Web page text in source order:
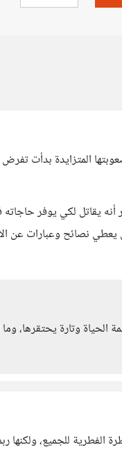
المتزايدة بدأت
لكي يوفر حاجاته
نصائح وعبارات عن
الحياة وتارة يحتقرها،
للجميع، ولكنها